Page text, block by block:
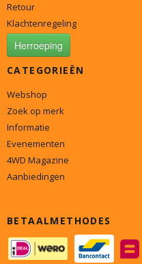
Retour
Klachtenregeling
Herroeping
CATEGORIEËN
Webshop
Zoek op merk
Informatie
Evenementen
4WD Magazine
Aanbiedingen
BETAALMETHODES